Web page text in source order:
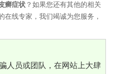
癣症状 ？如果您还有其他的相关
在线专家，我们竭诚为您服务，
人员或团队，在网站上大肆